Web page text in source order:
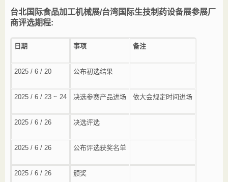
台北国际食品加工机械展/台湾国际生技制药设备展参展厂
商评选期程:
日期 事项 备注
2025 / 6 / 20 公布初选结果
2025 / 6 / 23 ~ 24 决选参赛产品进场 依大会规定时间进场
2025 / 6 / 26 决选评选
2025 / 6 / 26 公布评选获奖名单
2025 / 6 / 26 颁奖